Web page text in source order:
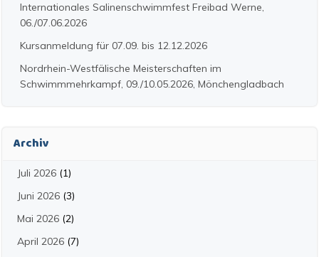
Internationales Salinenschwimmfest Freibad Werne,
06./07.06.2026
Kursanmeldung für 07.09. bis 12.12.2026
Nordrhein-Westfälische Meisterschaften im
Schwimmmehrkampf, 09./10.05.2026, Mönchengladbach
Archiv
Juli 2026 (1)
Juni 2026 (3)
Mai 2026 (2)
April 2026 (7)